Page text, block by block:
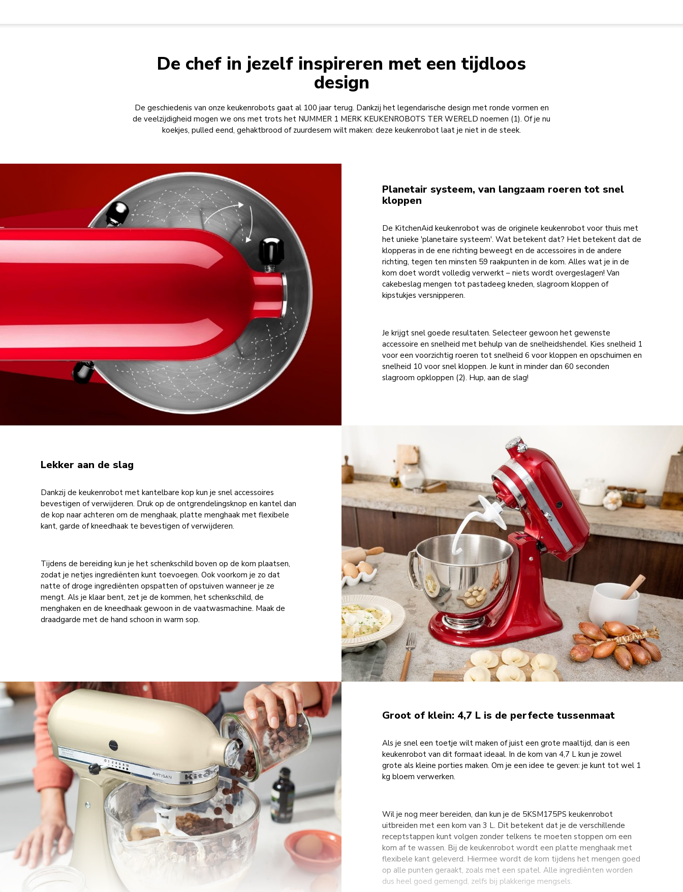
De chef in jezelf inspireren met een tijdloos
design
De geschiedenis van onze keukenrobots gaat al 100 jaar terug. Dankzij het legendarische design met ronde vormen en
de veelzijdigheid mogen we ons met trots het NUMMER 1 MERK KEUKENROBOTS TER WERELD noemen (1). Of je nu
koekjes, pulled eend, gehaktbrood of zuurdesem wilt maken: deze keukenrobot laat je niet in de steek.
Planetair systeem, van langzaam roeren tot snel
kloppen
De KitchenAid keukenrobot was de originele keukenrobot voor thuis met
het unieke 'planetaire systeem'. Wat betekent dat? Het betekent dat de
klopperas in de ene richting beweegt en de accessoires in de andere
richting, tegen ten minsten 59 raakpunten in de kom. Alles wat je in de
kom doet wordt volledig verwerkt – niets wordt overgeslagen! Van
cakebeslag mengen tot pastadeeg kneden, slagroom kloppen of
kipstukjes versnipperen.
Je krijgt snel goede resultaten. Selecteer gewoon het gewenste
accessoire en snelheid met behulp van de snelheidshendel. Kies snelheid 1
voor een voorzichtig roeren tot snelheid 6 voor kloppen en opschuimen en
snelheid 10 voor snel kloppen. Je kunt in minder dan 60 seconden
slagroom opkloppen (2). Hup, aan de slag!
Lekker aan de slag
Dankzij de keukenrobot met kantelbare kop kun je snel accessoires
bevestigen of verwijderen. Druk op de ontgrendelingsknop en kantel dan
de kop naar achteren om de menghaak, platte menghaak met flexibele
kant, garde of kneedhaak te bevestigen of verwijderen.
Tijdens de bereiding kun je het schenkschild boven op de kom plaatsen,
zodat je netjes ingrediënten kunt toevoegen. Ook voorkom je zo dat
natte of droge ingrediënten opspatten of opstuiven wanneer je ze
mengt. Als je klaar bent, zet je de kommen, het schenkschild, de
menghaken en de kneedhaak gewoon in de vaatwasmachine. Maak de
draadgarde met de hand schoon in warm sop.
Groot of klein: 4,7 L is de perfecte tussenmaat
Als je snel een toetje wilt maken of juist een grote maaltijd, dan is een
keukenrobot van dit formaat ideaal. In de kom van 4,7 L kun je zowel
grote als kleine porties maken. Om je een idee te geven: je kunt tot wel 1
kg bloem verwerken.
Wil je nog meer bereiden, dan kun je de 5KSM175PS keukenrobot
uitbreiden met een kom van 3 L. Dit betekent dat je de verschillende
receptstappen kunt volgen zonder telkens te moeten stoppen om een
kom af te wassen. Bij de keukenrobot wordt een platte menghaak met
flexibele kant geleverd. Hiermee wordt de kom tijdens het mengen goed
op alle punten geraakt, zoals met een spatel. Alle ingrediënten worden
dus heel goed gemengd, zelfs bij plakkerige mengsels.